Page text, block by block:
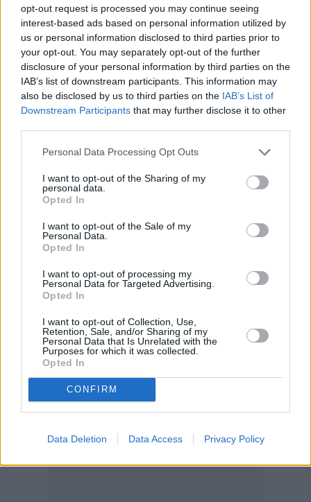
opt-out request is processed you may continue seeing
interest-based ads based on personal information utilized by
us or personal information disclosed to third parties prior to
your opt-out. You may separately opt-out of the further
disclosure of your personal information by third parties on the
IAB’s list of downstream participants. This information may
also be disclosed by us to third parties on the IAB’s List of
Downstream Participants that may further disclose it to other
Personal Data Processing Opt Outs
I want to opt-out of the Sharing of my
personal data.
Opted In
I want to opt-out of the Sale of my
Personal Data.
Opted In
I want to opt-out of processing my
Personal Data for Targeted Advertising.
Opted In
I want to opt-out of Collection, Use,
Retention, Sale, and/or Sharing of my
Personal Data that Is Unrelated with the
Purposes for which it was collected.
Opted In
CONFIRM
Data Deletion Data Access Privacy Policy
Διαβάστε επίσης:
Ντόναλντ Τραμπ: Οι παγκόσμιοι ηγέτες
εκλιπαρούν για συμφωνία – «Μου φιλούν τον
ΕΒΕΠ: Συνάντηση Κορκίδη – Κώτσηρα για
επτά αιτήματα τροφοδοσίας
κρουαζιεροπλοίων
Θεσσαλονίκη: Πώς δρούσε μακάβριο
ιατροδικαστική υπηρεσία – Ο
«τιμοκατάλογος» και οι «παροχές» – 6
συλλήψεις